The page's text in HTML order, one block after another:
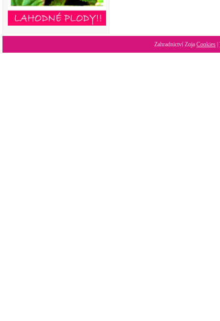
Zahradnictví Zoja Cookies